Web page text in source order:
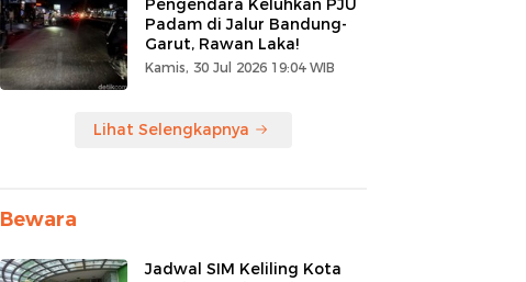
Pengendara Keluhkan PJU
Padam di Jalur Bandung-
Garut, Rawan Laka!
Kamis, 30 Jul 2026 19:04 WIB
Lihat Selengkapnya
Bewara
Jadwal SIM Keliling Kota